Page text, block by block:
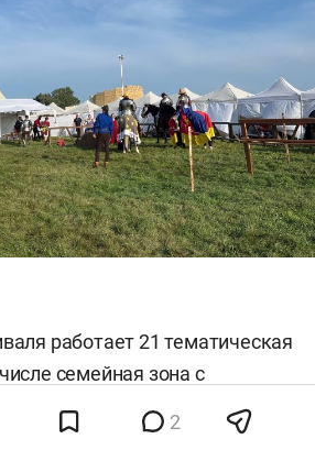
работает 21 тематическая
семейная зона с
мастер-классами и
спортивным мечом. Во
2